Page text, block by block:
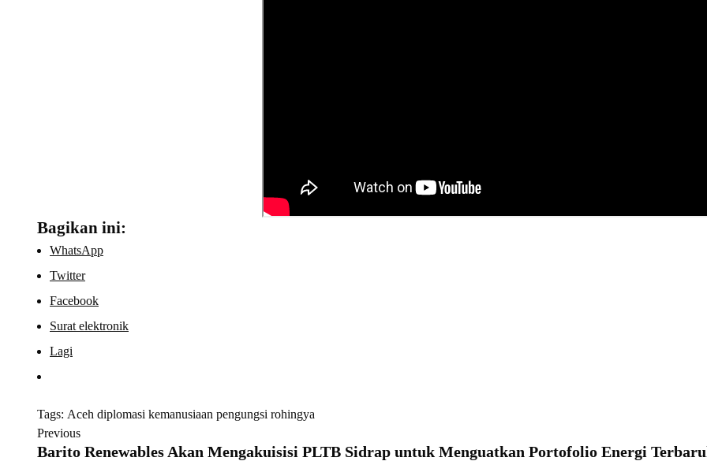
Bagikan ini:
WhatsApp
Twitter
Facebook
Surat elektronik
Lagi
Tags: Aceh diplomasi kemanusiaan pengungsi rohingya
Previous
Barito Renewables Akan Mengakuisisi PLTB Sidrap untuk Menguatkan Portofolio Energi